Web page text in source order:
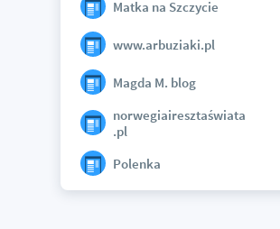
Matka na Szczycie
www.arbuziaki.pl
Magda M. blog
norwegiairesztaświata
.pl
Polenka